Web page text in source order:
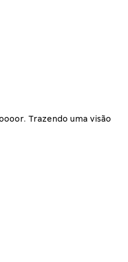
Trazendo uma visão